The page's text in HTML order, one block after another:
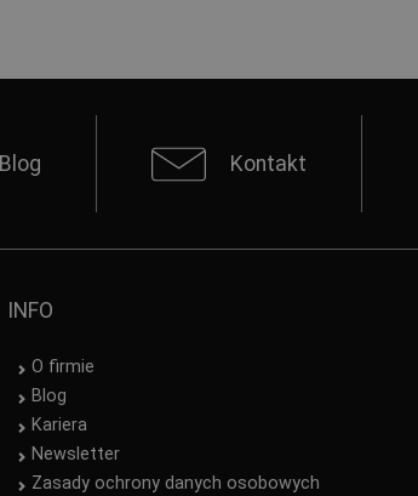
Blog Kontakt
INFO
O firmie
Blog
Kariera
Newsletter
Zasady ochrony danych osobowych